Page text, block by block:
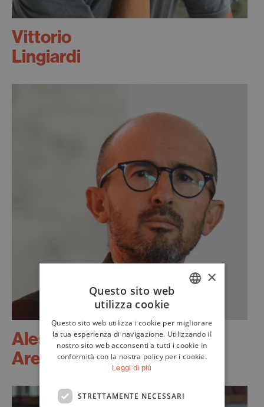
Vittorio
Lingiardi
Alessandro
Aresu
ENGLISH
×
Questo sito web
utilizza cookie
Questo sito web utilizza i cookie per migliorare
la tua esperienza di navigazione. Utilizzando il
nostro sito web acconsenti a tutti i cookie in
conformità con la nostra policy per i cookie.
Leggi di più
STRETTAMENTE NECESSARI